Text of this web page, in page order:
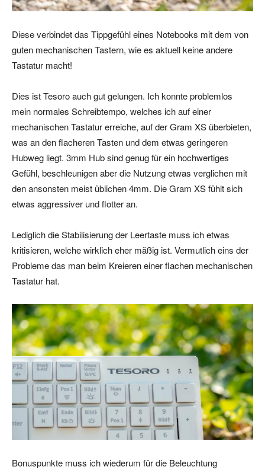
Diese verbindet das Tippgefühl eines Notebooks mit dem von
guten mechanischen Tastern, wie es aktuell keine andere
Tastatur macht!
Dies ist Tesoro auch gut gelungen. Ich konnte problemlos
mein normales Schreibtempo, welches ich auf einer
mechanischen Tastatur erreiche, auf der Gram XS überbieten,
was an den flacheren Tasten und dem etwas geringeren
Hubweg liegt. 3mm Hub sind genug für ein hochwertiges
Gefühl, beschleunigen aber die Nutzung etwas verglichen mit
den ansonsten meist üblichen 4mm. Die Gram XS fühlt sich
etwas aggressiver und flotter an.
Lediglich die Stabilisierung der Leertaste muss ich etwas
kritisieren, welche wirklich eher mäßig ist. Vermutlich eins der
Probleme das man beim Kreieren einer flachen mechanischen
Tastatur hat.
Bonuspunkte muss ich wiederum für die Beleuchtung